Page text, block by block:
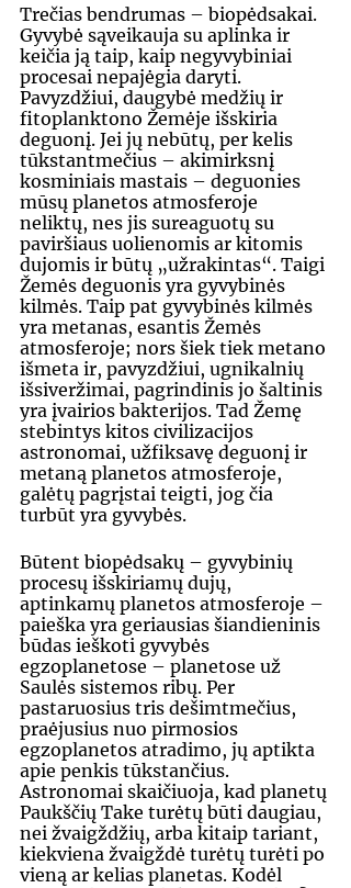
Trečias bendrumas – biopėdsakai.
Gyvybė sąveikauja su aplinka ir
keičia ją taip, kaip negyvybiniai
procesai nepajėgia daryti.
Pavyzdžiui, daugybė medžių ir
fitoplanktono Žemėje išskiria
deguonį. Jei jų nebūtų, per kelis
tūkstantmečius – akimirksnį
kosminiais mastais – deguonies
mūsų planetos atmosferoje
neliktų, nes jis sureaguotų su
paviršiaus uolienomis ar kitomis
dujomis ir būtų „užrakintas“. Taigi
Žemės deguonis yra gyvybinės
kilmės. Taip pat gyvybinės kilmės
yra metanas, esantis Žemės
atmosferoje; nors šiek tiek metano
išmeta ir, pavyzdžiui, ugnikalnių
išsiveržimai, pagrindinis jo šaltinis
yra įvairios bakterijos. Tad Žemę
stebintys kitos civilizacijos
astronomai, užfiksavę deguonį ir
metaną planetos atmosferoje,
galėtų pagrįstai teigti, jog čia
turbūt yra gyvybės.
Būtent biopėdsakų – gyvybinių
procesų išskiriamų dujų,
aptinkamų planetos atmosferoje –
paieška yra geriausias šiandieninis
būdas ieškoti gyvybės
egzoplanetose – planetose už
Saulės sistemos ribų. Per
pastaruosius tris dešimtmečius,
praėjusius nuo pirmosios
egzoplanetos atradimo, jų aptikta
apie penkis tūkstančius.
Astronomai skaičiuoja, kad planetų
Paukščių Take turėtų būti daugiau,
nei žvaigždžių, arba kitaip tariant,
kiekviena žvaigždė turėtų turėti po
vieną ar kelias planetas. Kodėl